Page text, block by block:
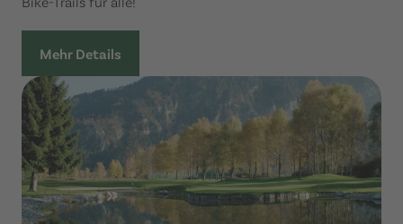
Mehr Details